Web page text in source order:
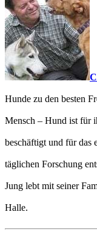
Hunde zu den besten
Mensch – Hund ist für
beschäftigt und für das
täglichen Forschung
Jung lebt mit seiner
Halle.